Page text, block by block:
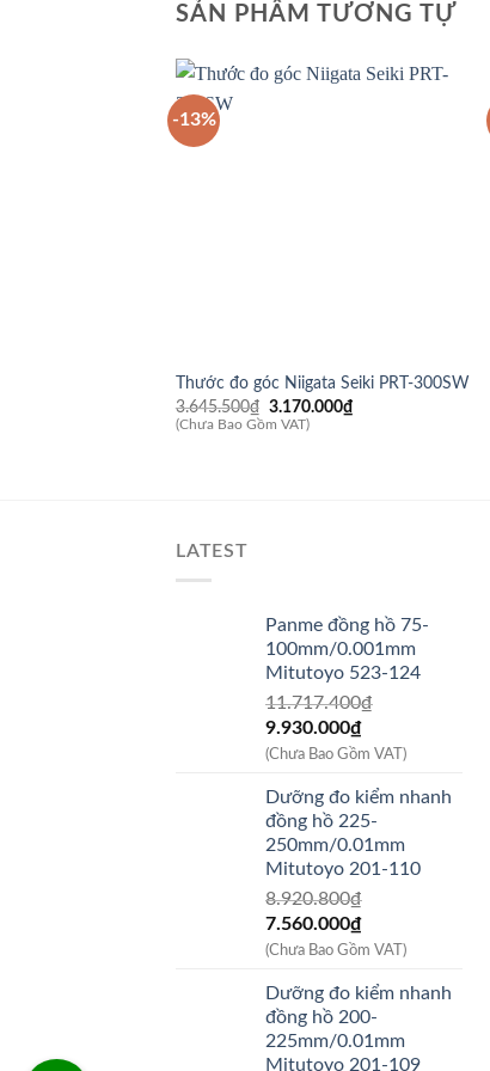
SẢN PHẨM TƯƠNG TỰ
-13%
Thước đo góc Niigata Seiki PRT-300SW
3.645.500₫ Giá
gốc
3.170.000₫
(Chưa Bao Gồm VAT)
LATEST
Panme đồng hồ 75-
100mm/0.001mm
Mitutoyo 523-124
11.717.400₫
Giá
gốc
11.717.400₫.
9.930.000₫Giá
hiện
là:
9.930.000₫.
(Chưa Bao Gồm VAT)
Dưỡng đo kiểm nhanh
đồng hồ 225-
250mm/0.01mm
Mitutoyo 201-110
8.920.800₫
Giá
gốc
8.920.800₫.
7.560.000₫Giá
hiện
là:
7.560.000₫.
(Chưa Bao Gồm VAT)
Dưỡng đo kiểm nhanh
đồng hồ 200-
225mm/0.01mm
Mitutoyo 201-109